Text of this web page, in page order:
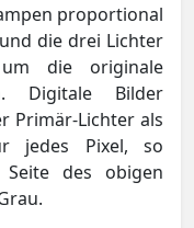
proportional
die drei Lichter
die originale
Digitale Bilder
Primär-Lichter als
jedes Pixel, so
des obigen